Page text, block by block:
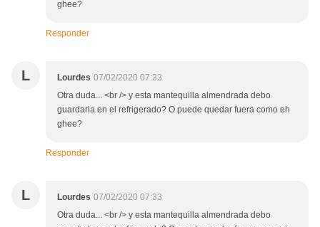
ghee?
Responder
L Lourdes 07/02/2020 07:33
Otra duda... <br /> y esta mantequilla almendrada debo
guardarla en el refrigerado? O puede quedar fuera como eh
ghee?
Responder
L Lourdes 07/02/2020 07:33
Otra duda... <br /> y esta mantequilla almendrada debo